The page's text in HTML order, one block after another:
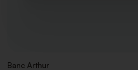
Banc Arthur